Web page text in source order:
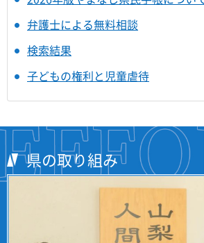
弁護士による無料相談
検索結果
子どもの権利と児童虐待
県の取り組み